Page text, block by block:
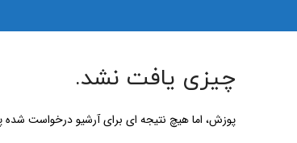
چیزی یافت نشد.
پوزش، اما هیچ نتیجه ای برای آرشیو درخواست